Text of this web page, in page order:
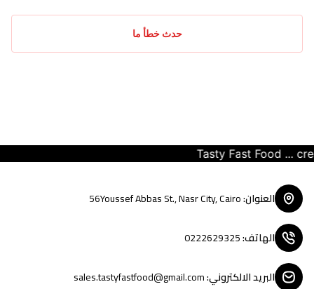
حدث خطأ ما
Tasty Fast Food ...
العنوان:
56Youssef Abbas St., Nasr City, Cairo
الهاتف:
0222629325
البريد الالكتروني:
sales.tastyfastfood@gmail.com